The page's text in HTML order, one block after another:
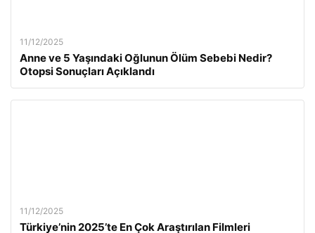
11/12/2025
Anne ve 5 Yaşındaki Oğlunun Ölüm Sebebi Nedir?
Otopsi Sonuçları Açıklandı
11/12/2025
Türkiye’nin 2025’te En Çok Araştırılan Filmleri